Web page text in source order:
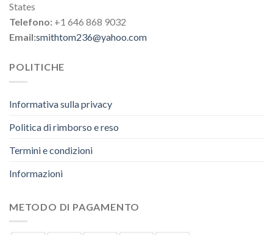
States
Telefono: +1 646 868 9032
Email:smithtom236@yahoo.com
POLITICHE
Informativa sulla privacy
Politica di rimborso e reso
Termini e condizioni
Informazioni
METODO DI PAGAMENTO